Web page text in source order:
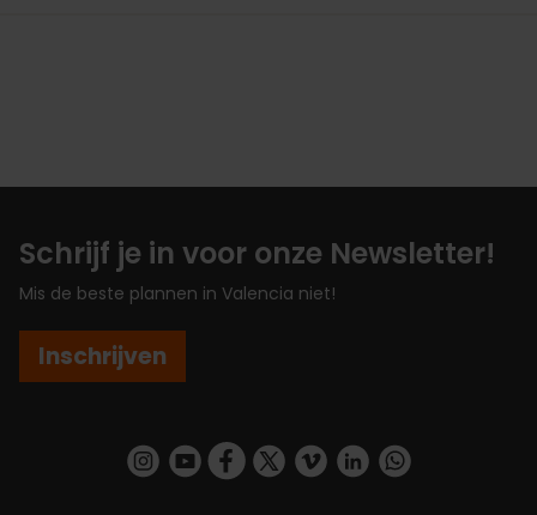
Schrijf je in voor onze Newsletter!
Mis de beste plannen in Valencia niet!
Inschrijven
https://www.instagram.com/visit_valencia/
https://www.youtube.com/user/
https://www.facebook.com/
https://twitter.com/
https://vimeo.com/
https://www.linkedin.com/company/turismo-valencia/https://api.whatsapp.com/send/